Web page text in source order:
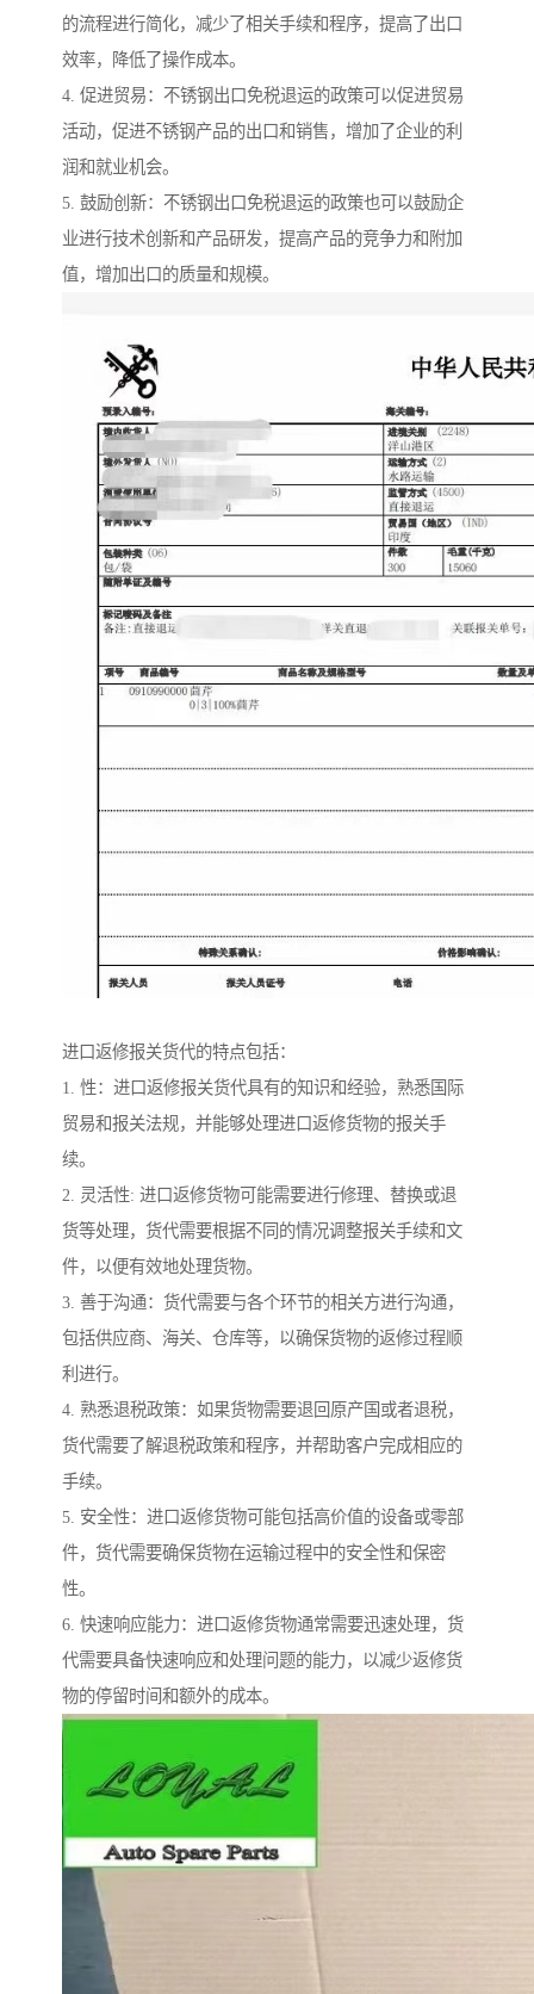
的流程进行简化，减少了相关手续和程序，提高了出口
效率，降低了操作成本。
4. 促进贸易：不锈钢出口免税退运的政策可以促进贸易
活动，促进不锈钢产品的出口和销售，增加了企业的利
润和就业机会。
5. 鼓励创新：不锈钢出口免税退运的政策也可以鼓励企
业进行技术创新和产品研发，提高产品的竞争力和附加
值，增加出口的质量和规模。
进口返修报关货代的特点包括：
1. 性：进口返修报关货代具有的知识和经验，熟悉国际
贸易和报关法规，并能够处理进口返修货物的报关手
续。
2. 灵活性: 进口返修货物可能需要进行修理、替换或退
货等处理，货代需要根据不同的情况调整报关手续和文
件，以便有效地处理货物。
3. 善于沟通：货代需要与各个环节的相关方进行沟通，
包括供应商、海关、仓库等，以确保货物的返修过程顺
利进行。
4. 熟悉退税政策：如果货物需要退回原产国或者退税，
货代需要了解退税政策和程序，并帮助客户完成相应的
手续。
5. 安全性：进口返修货物可能包括高价值的设备或零部
件，货代需要确保货物在运输过程中的安全性和保密
性。
6. 快速响应能力：进口返修货物通常需要迅速处理，货
代需要具备快速响应和处理问题的能力，以减少返修货
物的停留时间和额外的成本。